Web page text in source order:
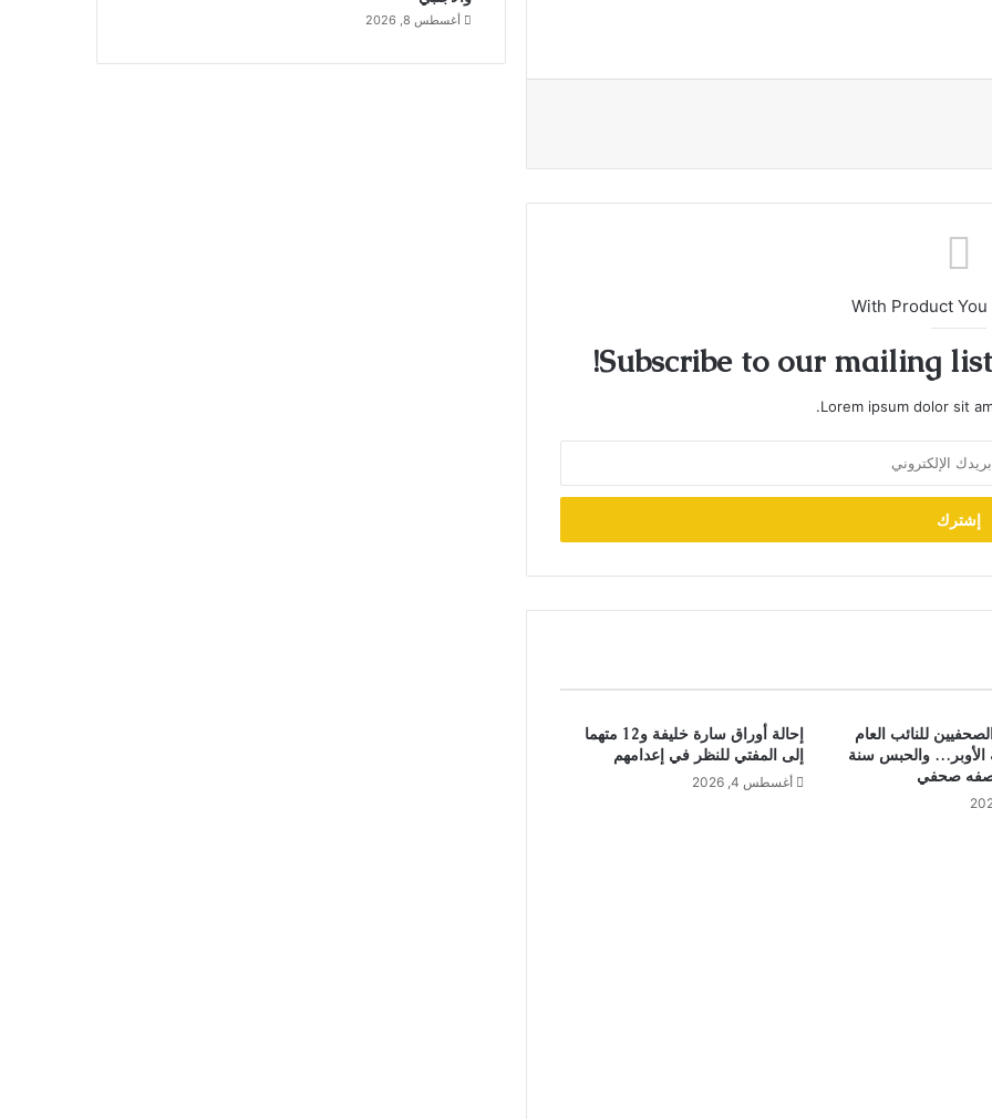
With Product You
Subscribe to our mailing
Lorem ipsum dolor sit
للنائب العام
الأوبر… والحبس سنة
صفه صحفي
إحالة أوراق سارة خليفة و12 متهما
إلى المفتي للنظر في إعدامهم
أغسطس 4, 2026
أغسطس 8, 2026